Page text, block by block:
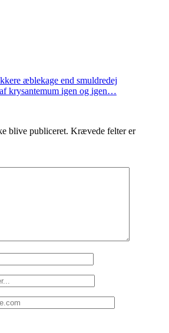
æblekage end smuldredej
krysantemum igen og igen…
blive publiceret. Krævede felter er